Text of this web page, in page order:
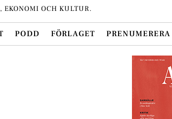
EKONOMI OCH KULTUR.
PODD FÖRLAGET PRENUMERERA